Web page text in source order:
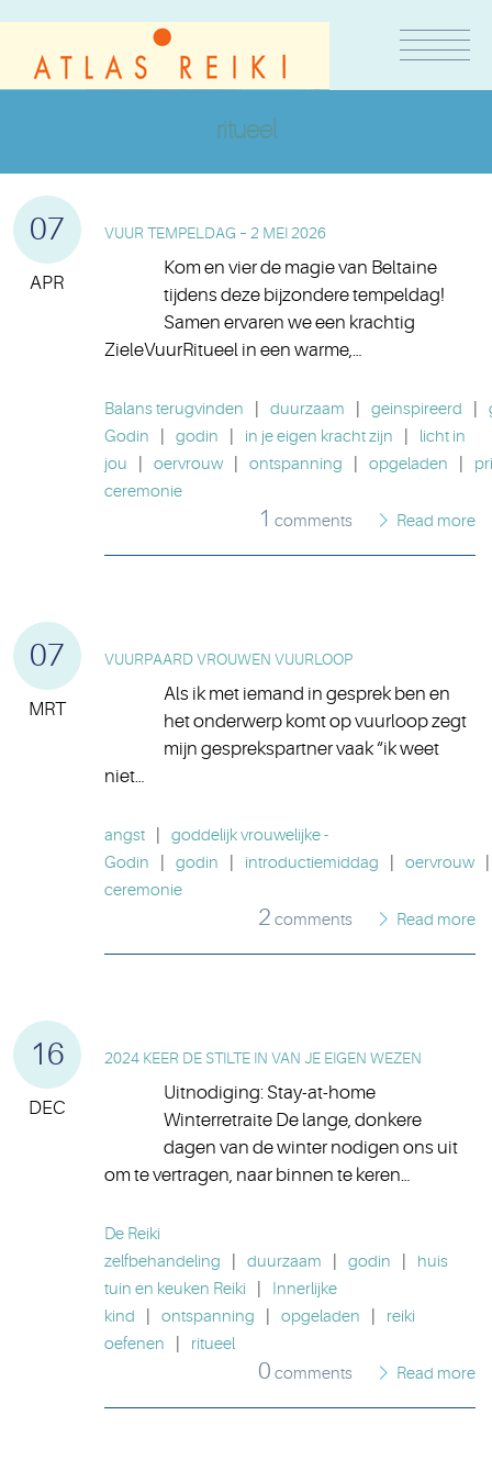
ritueel
07
APR
VUUR TEMPELDAG – 2 MEI 2026
Kom en vier de magie van Beltaine
tijdens deze bijzondere tempeldag!
Samen ervaren we een krachtig
ZieleVuurRitueel in een warme,…
Balans terugvinden duurzaam geinspireerd
Godin
godin in je eigen kracht zijn
licht in
jou
oervrouw ontspanning opgeladen
ceremonie
1 comments Read more
07
MRT
VUURPAARD VROUWEN VUURLOOP
Als ik met iemand in gesprek ben en
het onderwerp komt op vuurloop zegt
mijn gesprekspartner vaak “ik weet
niet…
angst
goddelijk vrouwelijke -
Godin
godin introductiemiddag oervrouw
ceremonie
2 comments Read more
16
DEC
2024 KEER DE STILTE IN VAN JE EIGEN WEZEN
Uitnodiging: Stay-at-home
Winterretraite De lange, donkere
dagen van de winter nodigen ons uit
om te vertragen, naar binnen te keren…
De Reiki
zelfbehandeling
duurzaam godin
huis
tuin en keuken Reiki
Innerlijke
kind
ontspanning opgeladen
reiki
oefenen
ritueel
0 comments Read more